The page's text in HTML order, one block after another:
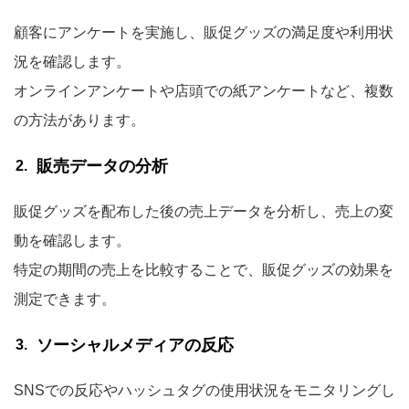
顧客にアンケートを実施し、販促グッズの満足度や利用状
況を確認します。
オンラインアンケートや店頭での紙アンケートなど、複数
の方法があります。
販売データの分析
販促グッズを配布した後の売上データを分析し、売上の変
動を確認します。
特定の期間の売上を比較することで、販促グッズの効果を
測定できます。
ソーシャルメディアの反応
SNSでの反応やハッシュタグの使用状況をモニタリングし